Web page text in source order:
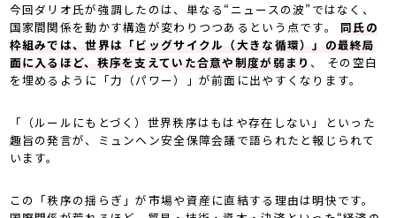
今回ダリオ氏が強調したのは、単なる“ニュースの波”ではなく、
国家間関係を動かす構造が変わりつつあるという点です。 同氏の
枠組みでは、世界は「ビッグサイクル（大きな循環）」の最終局
面に入るほど、秩序を支えていた合意や制度が弱まり 、 その空白
を埋めるように「力（パワー）」が前面に出やすくなります。
「（ルールにもとづく）世界秩序はもはや存在しない」――といった
趣旨の発言が、ミュンヘン安全保障会議で語られたと報じられて
います。
この「秩序の揺らぎ」が市場や資産に直結する理由は明快です。